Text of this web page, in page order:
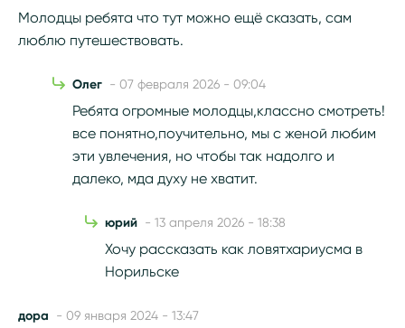
Молодцы ребята что тут можно ещё сказать, сам
люблю путешествовать.
Олег - 07 февраля 2026 - 09:04
Ребята огромные молодцы,классно смотреть!
все понятно,поучительно, мы с женой любим
эти увлечения, но чтобы так надолго и
далеко, мда духу не хватит.
юрий - 13 апреля 2026 - 18:38
Хочу рассказать как ловятхариусма в
Норильске
дора - 09 января 2024 - 13:47